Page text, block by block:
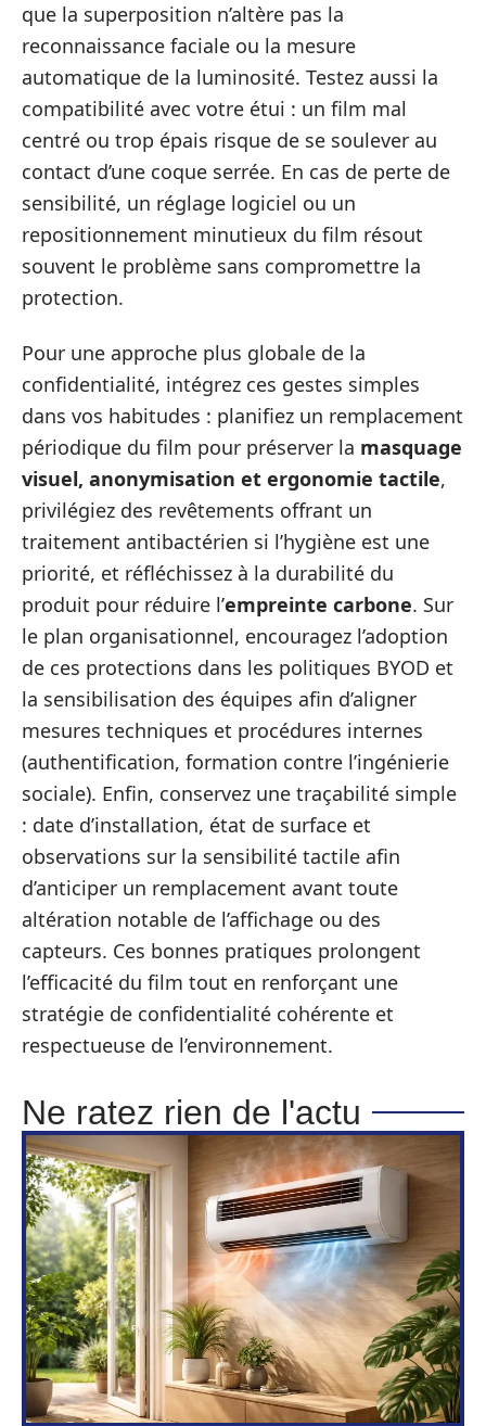
que la superposition n’altère pas la
reconnaissance faciale ou la mesure
automatique de la luminosité. Testez aussi la
compatibilité avec votre étui : un film mal
centré ou trop épais risque de se soulever au
contact d’une coque serrée. En cas de perte de
sensibilité, un réglage logiciel ou un
repositionnement minutieux du film résout
souvent le problème sans compromettre la
protection.
Pour une approche plus globale de la
confidentialité, intégrez ces gestes simples
dans vos habitudes : planifiez un remplacement
périodique du film pour préserver la masquage
visuel, anonymisation et ergonomie tactile,
privilégiez des revêtements offrant un
traitement antibactérien si l’hygiène est une
priorité, et réfléchissez à la durabilité du
produit pour réduire l’empreinte carbone. Sur
le plan organisationnel, encouragez l’adoption
de ces protections dans les politiques BYOD et
la sensibilisation des équipes afin d’aligner
mesures techniques et procédures internes
(authentification, formation contre l’ingénierie
sociale). Enfin, conservez une traçabilité simple
: date d’installation, état de surface et
observations sur la sensibilité tactile afin
d’anticiper un remplacement avant toute
altération notable de l’affichage ou des
capteurs. Ces bonnes pratiques prolongent
l’efficacité du film tout en renforçant une
stratégie de confidentialité cohérente et
respectueuse de l’environnement.
Ne ratez rien de l'actu